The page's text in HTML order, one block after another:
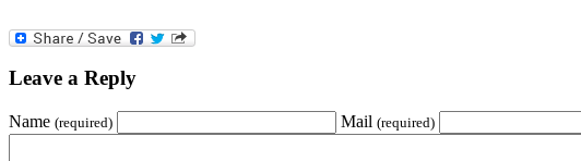
Leave a Reply
Name (required) Mail (required)